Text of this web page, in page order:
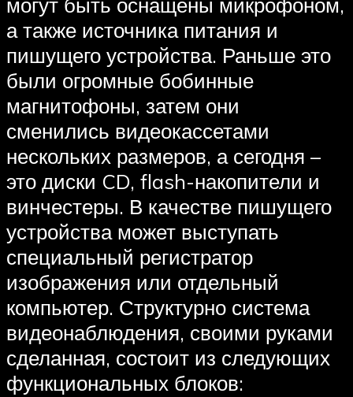
могут быть оснащены микрофоном,
а также источника питания и
пишущего устройства. Раньше это
были огромные бобинные
магнитофоны, затем они
сменились видеокассетами
нескольких размеров, а сегодня –
это диски CD, flash-накопители и
винчестеры. В качестве пишущего
устройства может выступать
специальный регистратор
изображения или отдельный
компьютер. Структурно система
видеонаблюдения, своими руками
сделанная, состоит из следующих
функциональных блоков: